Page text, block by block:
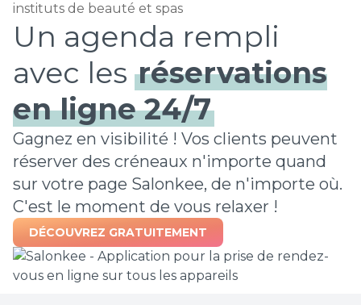
instituts de beauté et spas
Un agenda rempli
avec les réservations
en ligne 24/7
Gagnez en visibilité ! Vos clients peuvent
réserver des créneaux n'importe quand
sur votre page Salonkee, de n'importe où.
C'est le moment de vous relaxer !
DÉCOUVREZ GRATUITEMENT